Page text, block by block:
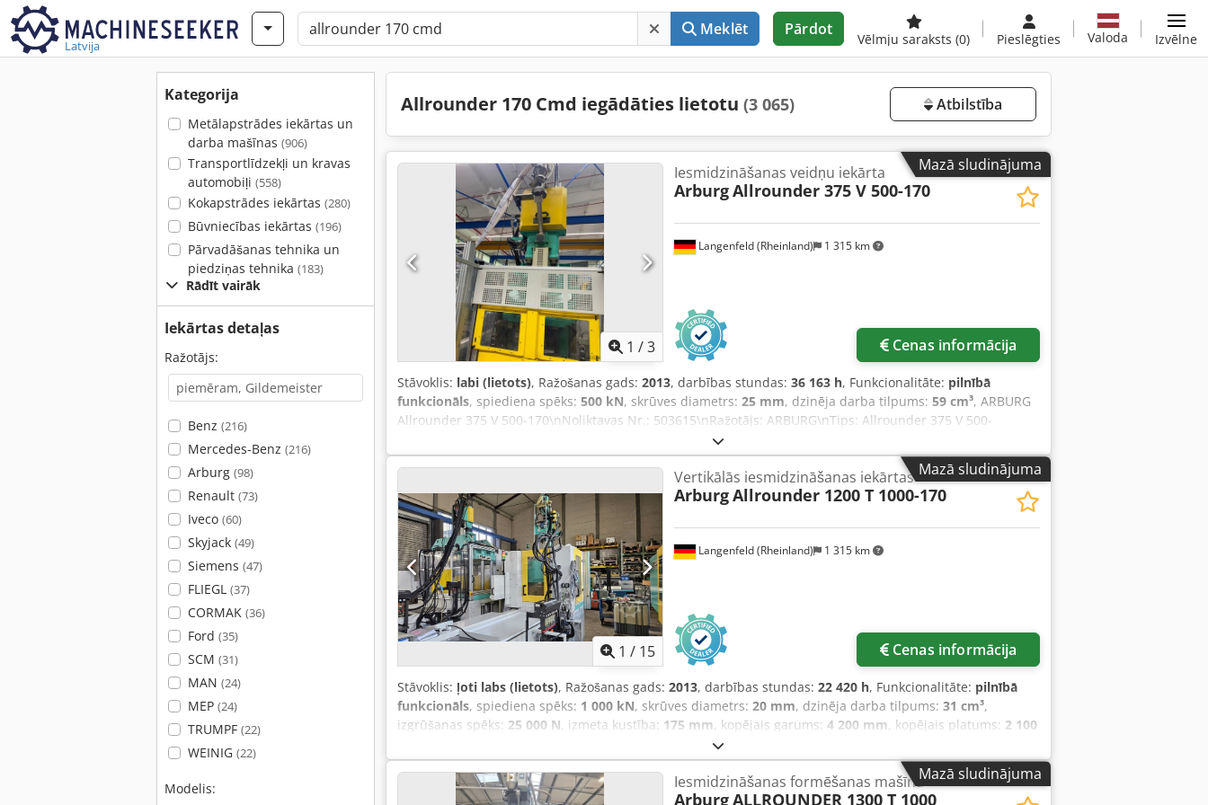
Latvija
Meklēt Pārdot
Vēlmju saraksts (0) Pieslēgties Valoda Izvēlne
Kategorija
Metālapstrādes iekārtas un
darba mašīnas (906)
Transportlīdzekļi un kravas
automobiļi (558)
Kokapstrādes iekārtas (280)
Būvniecības iekārtas (196)
Pārvadāšanas tehnika un
piedziņas tehnika (183)
Rādīt vairāk
Iekārtas detaļas
Ražotājs:
Benz (216)
Mercedes-Benz (216)
Arburg (98)
Renault (73)
Iveco (60)
Skyjack (49)
Siemens (47)
FLIEGL (37)
CORMAK (36)
Ford (35)
SCM (31)
MAN (24)
MEP (24)
TRUMPF (22)
WEINIG (22)
Modelis:
Allrounder 170 Cmd iegādāties lietotu (3 065) Atbilstība
Mazā sludinājuma
1 /3
Langenfeld (Rheinland) 1 315 km
Iesmidzināšanas veidņu iekārta
ArburgAllrounder 375 V 500-170
Cenas informācija
Stāvoklis: labi (lietots), Ražošanas gads: 2013, darbības stundas: 36 163 h, Funkcionalitāte: pilnībā
funkcionāls, spiediena spēks: 500 kN, skrūves diametrs: 25 mm, dzinēja darba tilpums: 59 cm³, ARBURG
Allrounder 375 V 500-170\nNoliktavas Nr.: 503615\nRažotājs: ARBURG\nTips: Allrounder 375 V 500-
170\nVadība: Selogica-direkt\nIzgatavošanas gads: 2013\nDarba stundas: 36163 h\n\nTehniskie dati –
aizvēršanas puse\nAizvēršanas spēks: 500 kN\nIebūves augstums min.: 200 mm\nIebūves augstums
maks.: 550 mm\nPlākšņu maksimālais attālums: 302 mm\nAtvēršanas gājiens: 225 mm\nApaļā galda
diametrs: 900 mm\nIzgrūdējspēks: 70 kN\nKustīgās plāksnes centrēšana: 125 mm\nInstrumenta svars:
230 kg\n\nTehniskie dati – iesmidzināšanas puse\nGredzenvārpstas diametrs: 25 mm\nGājiena tilpums:
59 ccm\nIesmidzināšanas spiediens: 2500 bar\nVārpstas garums: 24 l/d\nVārpstas apgriezienu skaits: 35
min⁻¹\nVārpstas griezes moments: 210 Nm\nSildīšanas zonu skaits: 5\n\nIzmēri un svars\nIekārtas izmēri
(G x P x A): 3m x 1.6m x 3.48m\nKopējais svars: 3540 kg\n\nAprīkojums\nEkrāna valoda vācu\nRotējošais
galds\n1x hidrauliskā serdes izvilkšana\nIekārta ar ūdens kolektoru\nIekārta bez materiāla
tvertnes\nLīmeņošanas elementi\nEUROMAP 67 vadības saskarne\nEUROMAP 73 saskarne\nSaskarne
izgrūšanas plāksnes fiksācijai Dwodjytdfispfx Aahoa
Mazā sludinājuma
1 / 15
Langenfeld (Rheinland) 1 315 km
Vertikālās iesmidzināšanas iekārtas
ArburgAllrounder 1200 T 1000-170
Cenas informācija
Stāvoklis: ļoti labs (lietots), Ražošanas gads: 2013, darbības stundas: 22 420 h, Funkcionalitāte: pilnībā
funkcionāls, spiediena spēks: 1 000 kN, skrūves diametrs: 20 mm, dzinēja darba tilpums: 31 cm³,
izgrūšanas spēks: 25 000 N, izmeta kustība: 175 mm, kopējais garums: 4 200 mm, kopējais platums: 2 100
, ievades strāvas veids:trīsfāzu
diametrs:1 200 mm, Aprīkojums:dokumentācija / rokasgrāmata, Pārbaudes laikā tika konstatēts, ka
cilindrs vairs neatbilst mūsu kvalitātes prasībām. Tas nozīmē, ka Jums ir iespēja izvēlēties starp 25, 30 vai
35 mm vienību. Šī vienība tiks īpaši iegādāta Jums. Djdsy Akpuepfx Aahowa Noliktavas Nr.: 503459
Mazā sludinājuma
Iesmidzināšanas formēšanas mašīna
ArburgALLROUNDER 1300 T 1000